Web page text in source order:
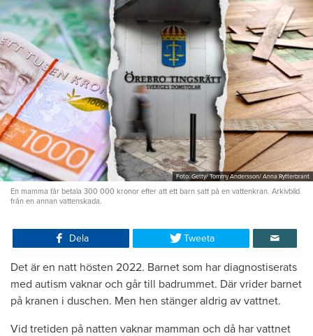
Foto: Getty/ Tommy Andersson/ Anna Rytterbrant
En mamma får betala 300 000 kronor efter att ett barn satt på en vattenkran. Arkivbild
från en annan vattenskada.
Dela Tweeta
Det är en natt hösten 2022. Barnet som har diagnostiserats
med autism vaknar och går till badrummet. Där vrider barnet
på kranen i duschen. Men hen stänger aldrig av vattnet.
Vid tretiden på natten vaknar mamman och då har vattnet